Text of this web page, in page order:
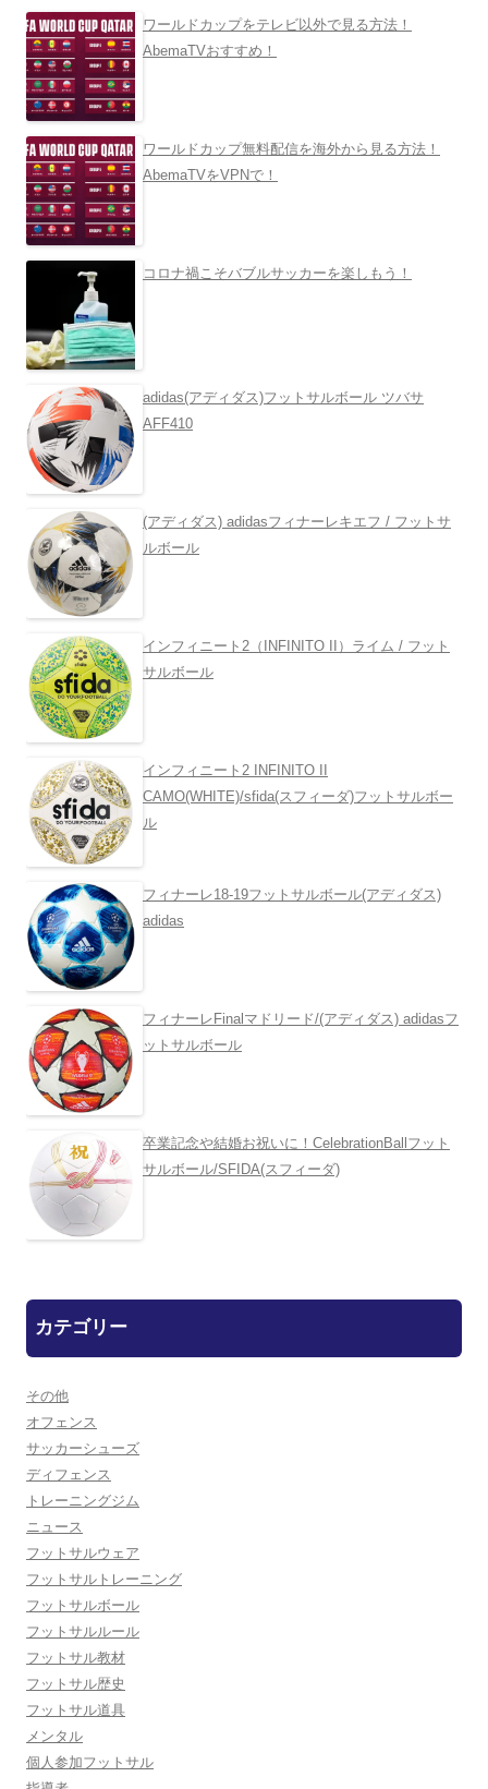
ワールドカップをテレビ以外で見る方法！
AbemaTVおすすめ！
ワールドカップ無料配信を海外から見る方法！
AbemaTVをVPNで！
コロナ禍こそバブルサッカーを楽しもう！
adidas(アディダス)フットサルボール ツバサ
AFF410
(アディダス) adidasフィナーレキエフ / フットサ
ルボール
インフィニート2（INFINITO II）ライム / フット
サルボール
インフィニート2 INFINITO II
CAMO(WHITE)/sfida(スフィーダ)フットサルボー
ル
フィナーレ18-19フットサルボール(アディダス)
adidas
フィナーレFinalマドリード/(アディダス) adidasフ
ットサルボール
卒業記念や結婚お祝いに！CelebrationBallフット
サルボール/SFIDA(スフィーダ)
カテゴリー
その他
オフェンス
サッカーシューズ
ディフェンス
トレーニングジム
ニュース
フットサルウェア
フットサルトレーニング
フットサルボール
フットサルルール
フットサル教材
フットサル歴史
フットサル道具
メンタル
個人参加フットサル